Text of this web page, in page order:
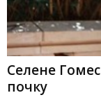
Селене
почку